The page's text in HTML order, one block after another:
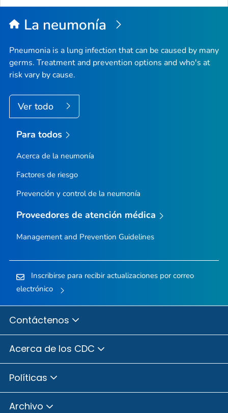
La neumonía
Pneumonia is a lung infection that can be caused by many
germs. Treatment and prevention options and who's at
risk vary by cause.
Ver todo
Para todos
Acerca de la neumonía
Factores de riesgo
Prevención y control de la neumonía
Proveedores de atención médica
Management and Prevention Guidelines
Inscribirse para recibir actualizaciones por correo
electrónico
Contáctenos
Acerca de los CDC
Políticas
Archivo